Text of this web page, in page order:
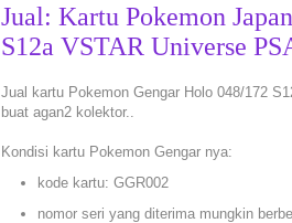
Jual: Kartu Pokemon
S12a VSTAR Universe
Jual kartu Pokemon Gengar Holo 048/172
buat agan2 kolektor..
Kondisi kartu Pokemon Gengar nya:
kode kartu: GGR002
nomor seri yang diterima mungkin